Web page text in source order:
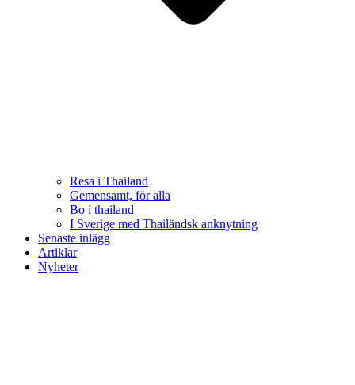
Resa i Thailand
Gemensamt, för alla
Bo i thailand
I Sverige med Thailändsk anknytning
Senaste inlägg
Artiklar
Nyheter